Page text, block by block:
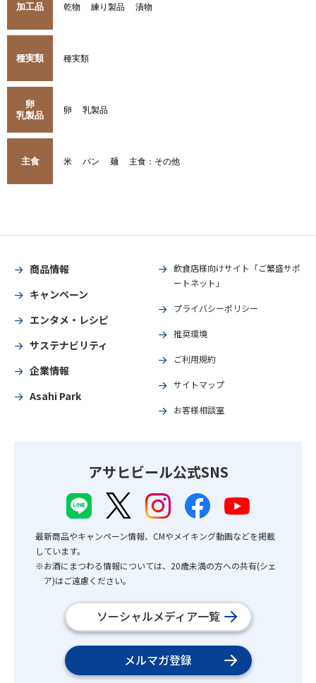
加工品 乾物 練り製品 漬物
種実類 種実類
卵
乳製品
卵 乳製品
主食 米 パン 麺 主食：その他
商品情報
キャンペーン
エンタメ・レシピ
サステナビリティ
企業情報
Asahi Park
飲食店様向けサイト「ご繁盛サポ
ートネット」
プライバシーポリシー
推奨環境
ご利用規約
サイトマップ
お客様相談室
アサヒビール公式SNS
最新商品やキャンペーン情報、CMやメイキング動画などを掲載
しています。
※お酒にまつわる情報については、20歳未満の方への共有(シェ
ア)はご遠慮ください。
ソーシャルメディア一覧
メルマガ登録